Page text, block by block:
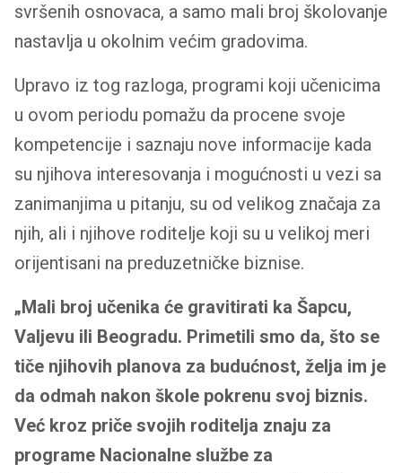
svršenih osnovaca, a samo mali broj školovanje
nastavlja u okolnim većim gradovima.
Upravo iz tog razloga, programi koji učenicima
u ovom periodu pomažu da procene svoje
kompetencije i saznaju nove informacije kada
su njihova interesovanja i mogućnosti u vezi sa
zanimanjima u pitanju, su od velikog značaja za
njih, ali i njihove roditelje koji su u velikoj meri
orijentisani na preduzetničke biznise.
„Mali broj učenika će gravitirati ka Šapcu,
Valjevu ili Beogradu. Primetili smo da, što se
tiče njihovih planova za budućnost, želja im je
da odmah nakon škole pokrenu svoj biznis.
Već kroz priče svojih roditelja znaju za
programe Nacionalne službe za